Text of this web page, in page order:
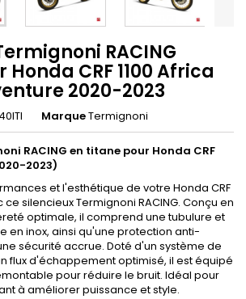
RACING
Honda CRF 1100 Africa
2020-2023
MarqueTermignoni
RACING en titane pour Honda CRF
2023)
et l'esthétique de votre Honda CRF
ce silencieux Termignoni RACING. Conçu en
optimale, il comprend une tubulure et
en inox, ainsi qu'une protection anti-
sécurité accrue. Doté d'un système de
flux d'échappement optimisé, il est équipé
pour réduire le bruit. Idéal pour
à améliorer puissance et style.